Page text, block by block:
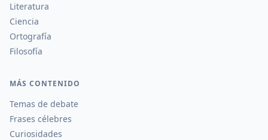
Literatura
Ciencia
Ortografía
Filosofía
MÁS CONTENIDO
Temas de debate
Frases célebres
Curiosidades